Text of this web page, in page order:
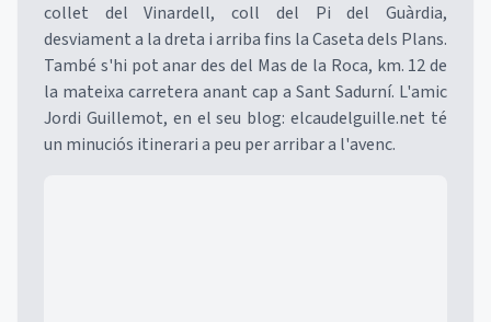
collet del Vinardell, coll del Pi del Guàrdia,
desviament a la dreta i arriba fins la Caseta dels Plans.
També s'hi pot anar des del Mas de la Roca, km. 12 de
la mateixa carretera anant cap a Sant Sadurní. L'amic
Jordi Guillemot, en el seu blog: elcaudelguille.net té
un minuciós itinerari a peu per arribar a l'avenc.